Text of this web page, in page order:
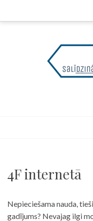
4F internetā
Nepieciešama nauda,
gadījums? Nevajag ilgi